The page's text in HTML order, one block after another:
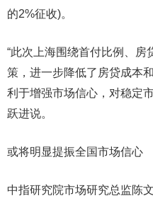
的2%征收)。
“此次上海围绕首付比例、房
策，进一步降低了房贷成本
利于增强市场信心，对稳定
跃进说。
或将明显提振全国市场信心
中指研究院市场研究总监陈